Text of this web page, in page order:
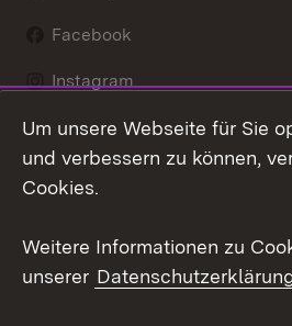
Facebook
Instagram
LinkedIn
Um unsere Webseite für Sie
und verbessern zu können,
Cookies.
Weitere Informationen zu
unserer